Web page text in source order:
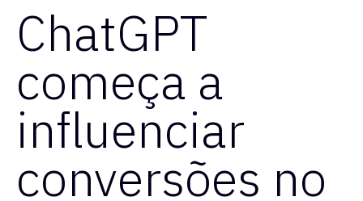
ChatGPT
começa a
influenciar
conversões no